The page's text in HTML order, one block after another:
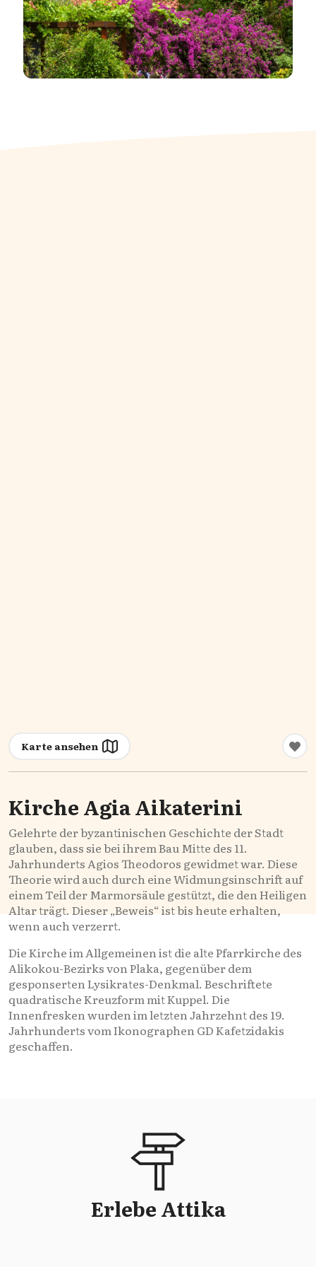
Karte ansehen
Kirche Agia Aikaterini
Gelehrte der byzantinischen Geschichte der Stadt
glauben, dass sie bei ihrem Bau Mitte des 11.
Jahrhunderts Agios Theodoros gewidmet war. Diese
Theorie wird auch durch eine Widmungsinschrift auf
einem Teil der Marmorsäule gestützt, die den Heiligen
Altar trägt. Dieser „Beweis“ ist bis heute erhalten,
wenn auch verzerrt.
Die Kirche im Allgemeinen ist die alte Pfarrkirche des
Alikokou-Bezirks von Plaka, gegenüber dem
gesponserten Lysikrates-Denkmal. Beschriftete
quadratische Kreuzform mit Kuppel. Die
Innenfresken wurden im letzten Jahrzehnt des 19.
Jahrhunderts vom Ikonographen GD Kafetzidakis
geschaffen.
Erlebe Attika